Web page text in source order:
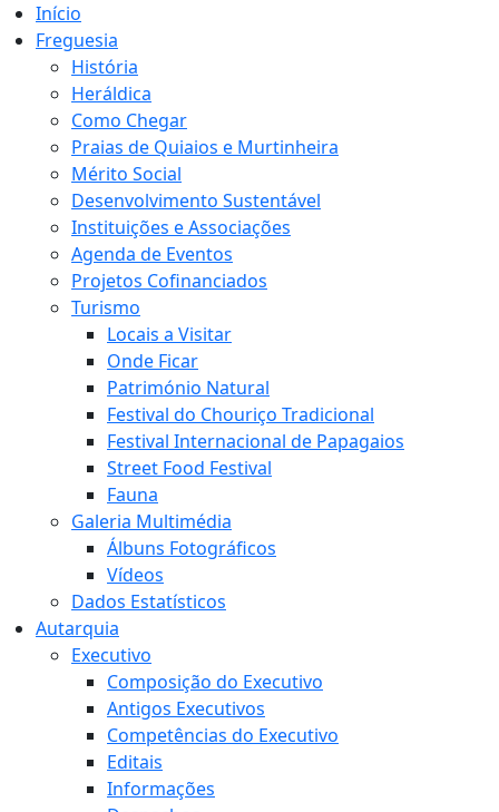
Início
Freguesia
História
Heráldica
Como Chegar
Praias de Quiaios e Murtinheira
Mérito Social
Desenvolvimento Sustentável
Instituições e Associações
Agenda de Eventos
Projetos Cofinanciados
Turismo
Locais a Visitar
Onde Ficar
Património Natural
Festival do Chouriço Tradicional
Festival Internacional de Papagaios
Street Food Festival
Fauna
Galeria Multimédia
Álbuns Fotográficos
Vídeos
Dados Estatísticos
Autarquia
Executivo
Composição do Executivo
Antigos Executivos
Competências do Executivo
Editais
Informações